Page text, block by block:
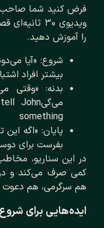
فرض کنید شما صاحب
ویدیوی ۳۰
را آموزش دهید.
بیشتر افراد
بدنه: «وقتی
something
پایان: «اگه
بفرست برای
در این سناریو،
کمی صرف می‌کند و
هم سرگرمی، هم دعوت
ایده‌هایی برای